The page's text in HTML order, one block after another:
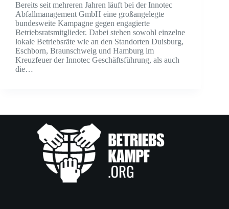
Bereits seit mehreren Jahren läuft bei der Innotec
Abfallmanagement GmbH eine großangelegte
bundesweite Kampagne gegen engagierte
Betriebsratsmitglieder. Dabei stehen sowohl einzelne
lokale Betriebsräte wie an den Standorten Duisburg,
Eschborn, Braunschweig und Hamburg im
Kreuzfeuer der Innotec Geschäftsführung, als auch
die…